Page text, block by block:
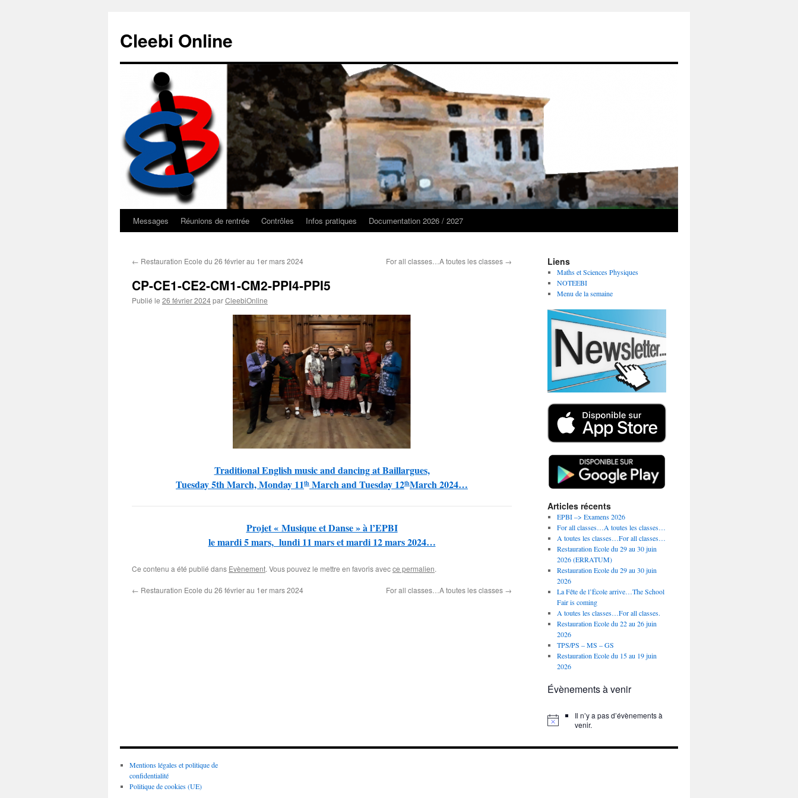
contenu
Cleebi Online
Messages Réunions de rentrée Contrôles Infos pratiques Documentation 2026 / 2027
← Restauration Ecole du 26 février au 1er mars 2024 For all classes…A toutes les classes →
CP-CE1-CE2-CM1-CM2-PPI4-PPI5
Publié le 26 février 2024parCleebiOnline
Traditional English music and dancing at Baillargues,
Tuesday 5th March, Monday 11th March and Tuesday 12thMarch 2024…
Projet « Musique et Danse » à l’EPBI
le mardi 5 mars, lundi 11 mars et mardi 12 mars 2024…
Ce contenu a été publié dans Evènement. Vous pouvez le mettre en favoris avecce permalien.
← Restauration Ecole du 26 février au 1er mars 2024 For all classes…A toutes les classes →
Liens
Maths et Sciences Physiques
NOTEEBI
Menu de la semaine
Articles récents
EPBI –> Examens 2026
For all classes…A toutes les classes…
A toutes les classes…For all classes…
Restauration Ecole du 29 au 30 juin
2026 (ERRATUM)
Restauration Ecole du 29 au 30 juin
2026
La Fête de l’École arrive…The School
Fair is coming
A toutes les classes…For all classes.
Restauration Ecole du 22 au 26 juin
2026
TPS/PS – MS – GS
Restauration Ecole du 15 au 19 juin
2026
Évènements à venir
Il n’y a pas d’évènements à
venir.
Mentions légales et politique de
confidentialité
Politique de cookies (UE)